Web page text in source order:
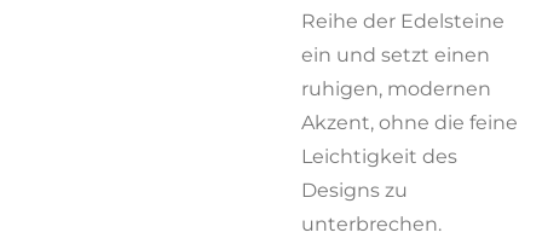
Reihe der Edelsteine
ein und setzt einen
ruhigen, modernen
Akzent, ohne die feine
Leichtigkeit des
Designs zu
unterbrechen.